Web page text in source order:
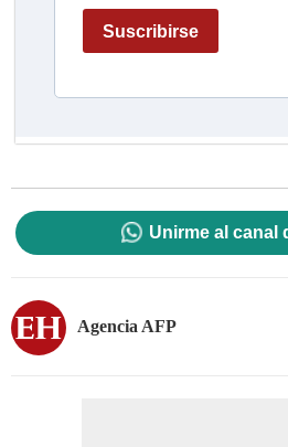
Unirme al canal
Agencia AFP